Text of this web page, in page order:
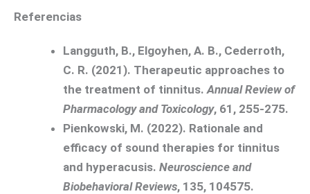
Referencias
Langguth, B., Elgoyhen, A. B., Cederroth,
C. R. (2021). Therapeutic approaches to
the treatment of tinnitus. Annual Review of
Pharmacology and Toxicology, 61, 255-275.
Pienkowski, M. (2022). Rationale and
efficacy of sound therapies for tinnitus
and hyperacusis. Neuroscience and
Biobehavioral Reviews, 135, 104575.